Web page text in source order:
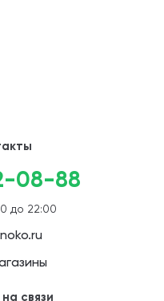
08-88
до 22:00
связи